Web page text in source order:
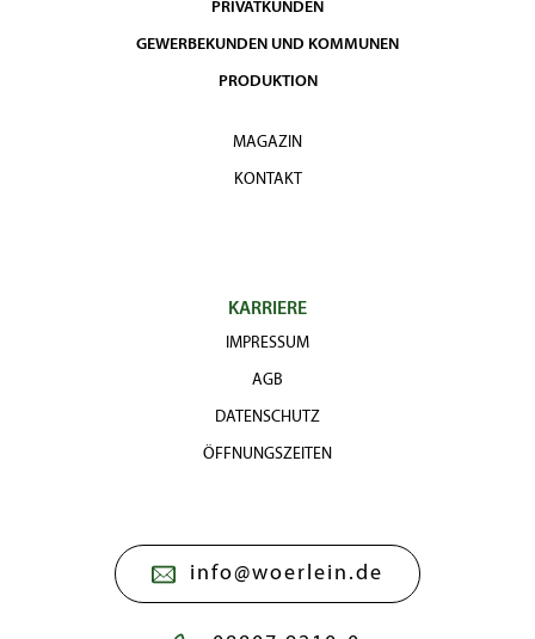
PRIVATKUNDEN
GEWERBEKUNDEN UND KOMMUNEN
PRODUKTION
MAGAZIN
KONTAKT
KARRIERE
IMPRESSUM
AGB
DATENSCHUTZ
ÖFFNUNGSZEITEN
info@woerlein.de